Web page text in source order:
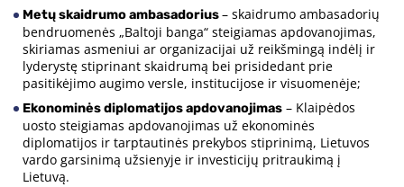
Metų skaidrumo ambasadorius– skaidrumo ambasadorių
bendruomenės „Baltoji banga“ steigiamas apdovanojimas,
skiriamas asmeniui ar organizacijai už reikšmingą indėlį ir
lyderystę stiprinant skaidrumą bei prisidedant prie
pasitikėjimo augimo versle, institucijose ir visuomenėje;
Ekonominės diplomatijos apdovanojimas – Klaipėdos
uosto steigiamas apdovanojimas už ekonominės
diplomatijos ir tarptautinės prekybos stiprinimą, Lietuvos
vardo garsinimą užsienyje ir investicijų pritraukimą į
Lietuvą.